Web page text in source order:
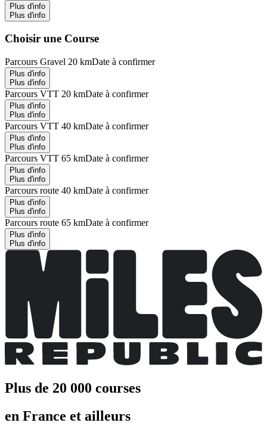
Plus d'info
Plus d'info
Choisir une Course
Parcours Gravel 20 kmDate à confirmer
Plus d'info
Plus d'info
Parcours VTT 20 kmDate à confirmer
Plus d'info
Plus d'info
Parcours VTT 40 kmDate à confirmer
Plus d'info
Plus d'info
Parcours VTT 65 kmDate à confirmer
Plus d'info
Plus d'info
Parcours route 40 kmDate à confirmer
Plus d'info
Plus d'info
Parcours route 65 kmDate à confirmer
Plus d'info
Plus d'info
Plus de 20 000 courses
en France et ailleurs